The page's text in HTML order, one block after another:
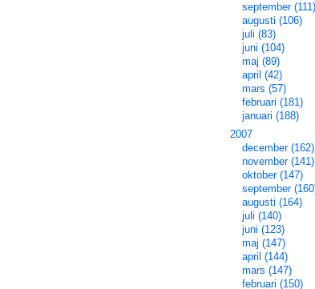
september (111)
augusti (106)
juli (83)
juni (104)
maj (89)
april (42)
mars (57)
februari (181)
januari (188)
2007
december (162)
november (141)
oktober (147)
september
augusti (164)
juli (140)
juni (123)
maj (147)
april (144)
mars (147)
februari (150)